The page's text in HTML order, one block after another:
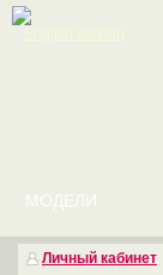
Личный кабинет
МОДЕЛИ